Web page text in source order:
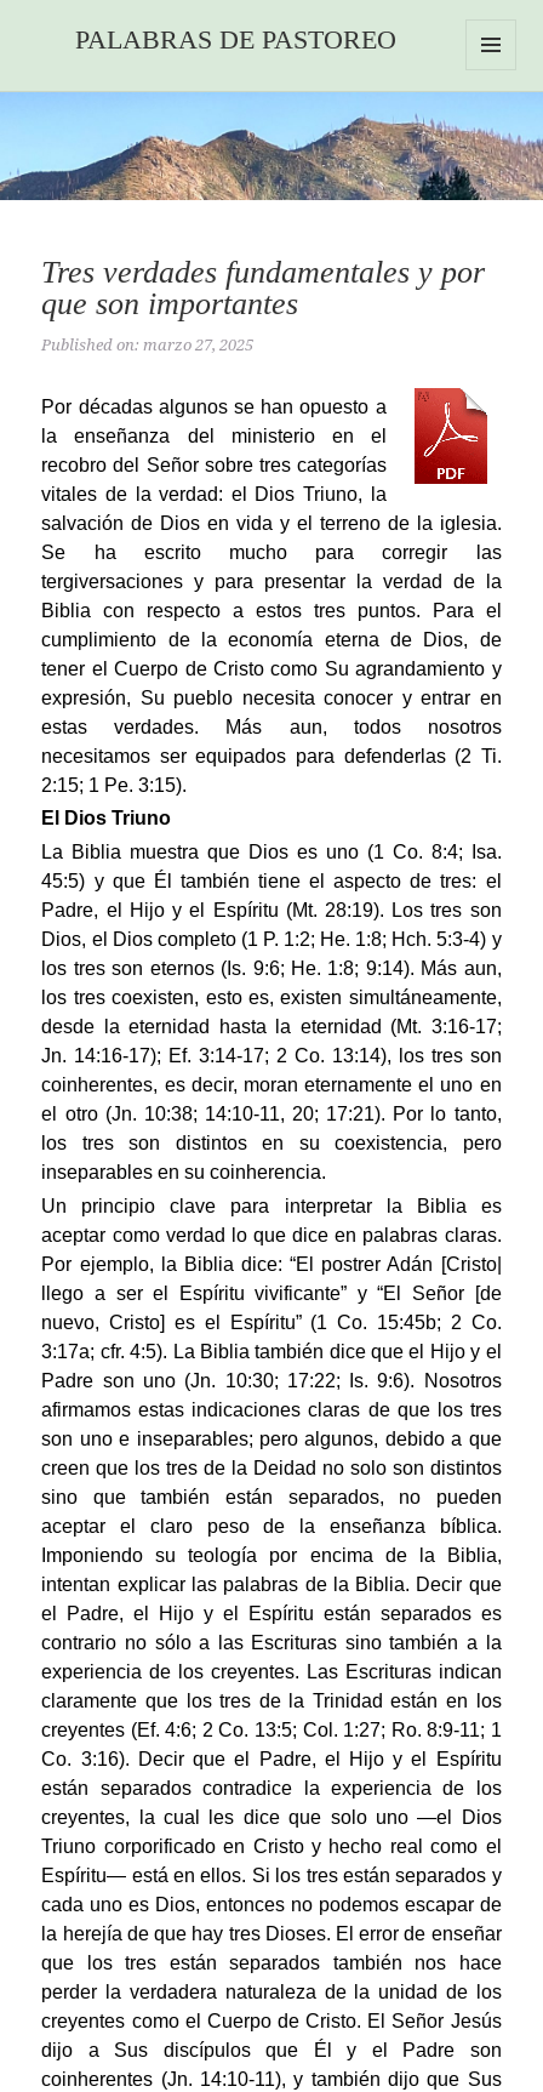
PALABRAS DE PASTOREO
Tres verdades fundamentales y por
que son importantes
Published on: marzo 27, 2025
Por décadas algunos se han opuesto a
la enseñanza del ministerio en el
recobro del Señor sobre tres categorías
vitales de la verdad: el Dios Triuno, la
salvación de Dios en vida y el terreno de la iglesia.
Se ha escrito mucho para corregir las
tergiversaciones y para presentar la verdad de la
Biblia con respecto a estos tres puntos. Para el
cumplimiento de la economía eterna de Dios, de
tener el Cuerpo de Cristo como Su agrandamiento y
expresión, Su pueblo necesita conocer y entrar en
estas verdades. Más aun, todos nosotros
necesitamos ser equipados para defenderlas (2 Ti.
2:15; 1 Pe. 3:15).
El Dios Triuno
La Biblia muestra que Dios es uno (1 Co. 8:4; Isa.
45:5) y que Él también tiene el aspecto de tres: el
Padre, el Hijo y el Espíritu (Mt. 28:19). Los tres son
Dios, el Dios completo (1 P. 1:2; He. 1:8; Hch. 5:3-4) y
los tres son eternos (Is. 9:6; He. 1:8; 9:14). Más aun,
los tres coexisten, esto es, existen simultáneamente,
desde la eternidad hasta la eternidad (Mt. 3:16-17;
Jn. 14:16-17); Ef. 3:14-17; 2 Co. 13:14), los tres son
coinherentes, es decir, moran eternamente el uno en
el otro (Jn. 10:38; 14:10-11, 20; 17:21). Por lo tanto,
los tres son distintos en su coexistencia, pero
inseparables en su coinherencia.
Un principio clave para interpretar la Biblia es
aceptar como verdad lo que dice en palabras claras.
Por ejemplo, la Biblia dice: “El postrer Adán [Cristo|
llego a ser el Espíritu vivificante” y “El Señor [de
nuevo, Cristo] es el Espíritu” (1 Co. 15:45b; 2 Co.
3:17a; cfr. 4:5). La Biblia también dice que el Hijo y el
Padre son uno (Jn. 10:30; 17:22; Is. 9:6). Nosotros
afirmamos estas indicaciones claras de que los tres
son uno e inseparables; pero algunos, debido a que
creen que los tres de la Deidad no solo son distintos
sino que también están separados, no pueden
aceptar el claro peso de la enseñanza bíblica.
Imponiendo su teología por encima de la Biblia,
intentan explicar las palabras de la Biblia. Decir que
el Padre, el Hijo y el Espíritu están separados es
contrario no sólo a las Escrituras sino también a la
experiencia de los creyentes. Las Escrituras indican
claramente que los tres de la Trinidad están en los
creyentes (Ef. 4:6; 2 Co. 13:5; Col. 1:27; Ro. 8:9-11; 1
Co. 3:16). Decir que el Padre, el Hijo y el Espíritu
están separados contradice la experiencia de los
creyentes, la cual les dice que solo uno —el Dios
Triuno corporificado en Cristo y hecho real como el
Espíritu— está en ellos. Si los tres están separados y
cada uno es Dios, entonces no podemos escapar de
la herejía de que hay tres Dioses. El error de enseñar
que los tres están separados también nos hace
perder la verdadera naturaleza de la unidad de los
creyentes como el Cuerpo de Cristo. El Señor Jesús
dijo a Sus discípulos que Él y el Padre son
coinherentes (Jn. 14:10-11), y también dijo que Sus